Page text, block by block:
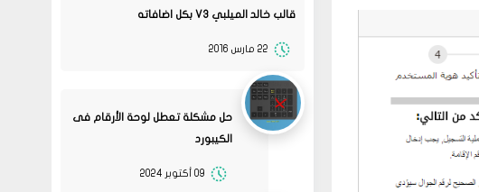
قالب خالد الميلبي V3 بكل اضافاته
22 مارس 2016
حل مشكلة تعطل لوحة الأرقام فى
الكيبورد
09 أكتوبر 2024